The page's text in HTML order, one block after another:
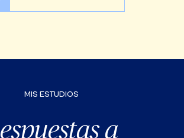
MIS ESTUDIOS
a